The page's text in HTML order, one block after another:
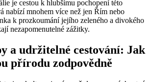
je cestou k hlubšímu pochopení této
nabízí mnohem více než jen Řím nebo
k prozkoumání jejího zeleného a divokého
nezapomenutelné zážitky.
a udržitelné cestování: Jak
přírodu zodpovědně